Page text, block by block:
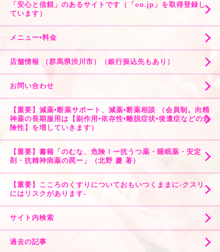
「安心と信頼」のあるサイトです（「co.jp」を取得登録し
ています）
メニュー•料金
店舗情報 （群馬県渋川市）（銀行振込先もあり）
お問い合わせ
【重要】減薬•断薬サポート、減薬•断薬相談 （会員制。向精
神薬の長期服用は【副作用•依存性•離脱症状•後遺症などの危
険性】を増していきます）
【重要】書籍「のむな、危険！ー抗うつ薬・睡眠薬・安定
剤・抗精神病薬の罠ー」（北野 慶 著）
【重要】こころのくすりについておもいつくままに-クスリ
にはリスクがあります-
サイト内検索
過去の記事